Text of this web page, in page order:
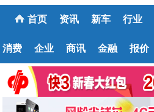
首页 资讯 新车 行业
消费 企业 商讯 金融 报价